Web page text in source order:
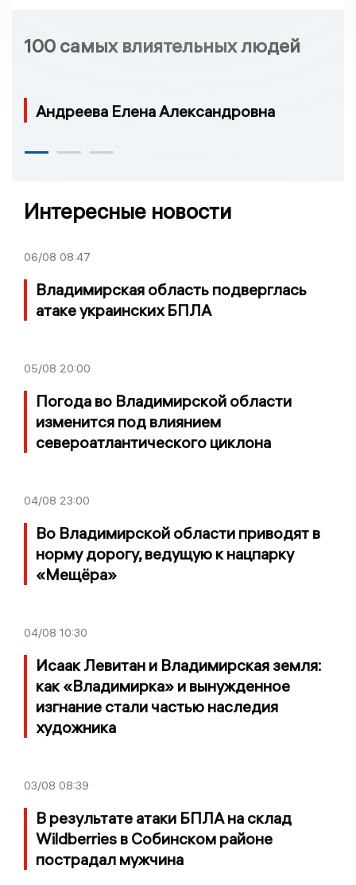
100 самых влиятельных людей
Андреева Елена Александровна
Интересные новости
06/08 08:47
Владимирская область подверглась
атаке украинских БПЛА
05/08 20:00
Погода во Владимирской области
изменится под влиянием
североатлантического циклона
04/08 23:00
Во Владимирской области приводят в
норму дорогу, ведущую к нацпарку
«Мещёра»
04/08 10:30
Исаак Левитан и Владимирская земля:
как «Владимирка» и вынужденное
изгнание стали частью наследия
художника
03/08 08:39
В результате атаки БПЛА на склад
Wildberries в Собинском районе
пострадал мужчина